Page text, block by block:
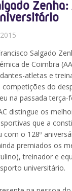
Salgado
de Coimbra
atletas e
competições do
na passada terça-
distingue os
que a
com o 128º
premiados os
treinador e
universitário.